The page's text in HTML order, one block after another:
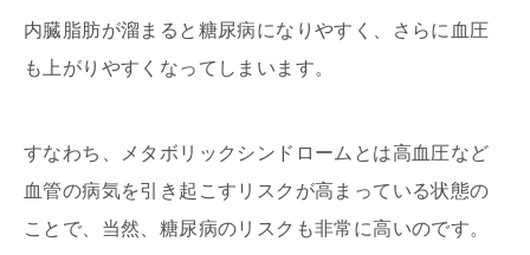
内臓脂肪が溜まると糖尿病になりやすく、さらに血圧
も上がりやすくなってしまいます。
すなわち、メタボリックシンドロームとは高血圧など
血管の病気を引き起こすリスクが高まっている状態の
ことで、当然、糖尿病のリスクも非常に高いのです。